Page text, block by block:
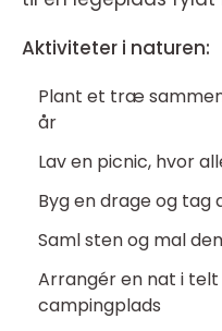
Aktiviteter i naturen:
Plant et træ
år
Lav en picnic, hvor
Byg en drage og tag
Saml sten og mal
Arrangér en nat i
campingplads